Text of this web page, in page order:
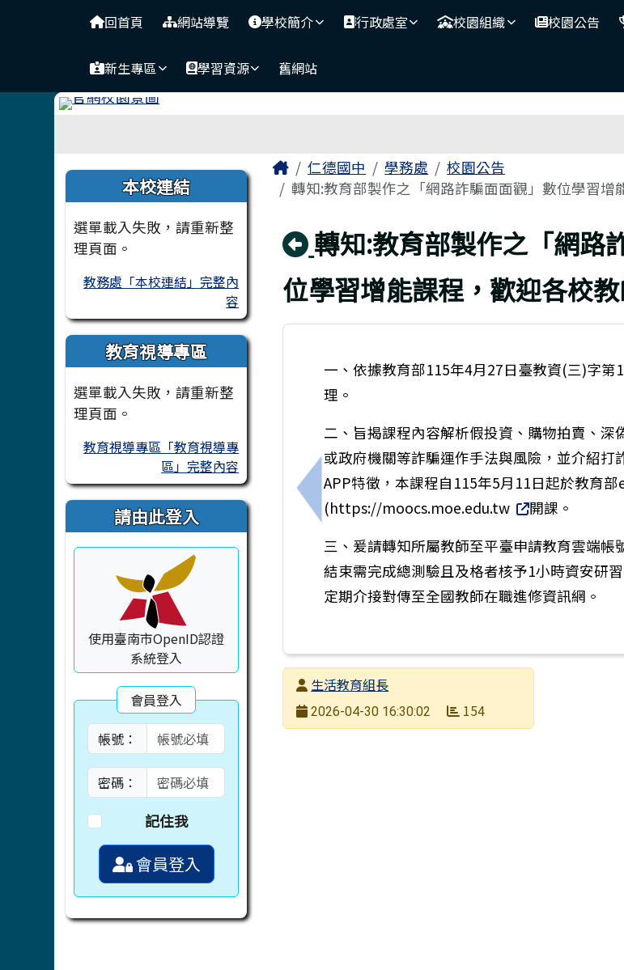
台南市仁德國中
回首頁 網站導覽 學校簡介 行政處室 校園組織 校園公告
新生專區 學習資源 舊網站
左邊區域內容
本校連結
選單載入失敗，請重新整
理頁面。
教務處「本校連結」完整內
容
教育視導專區
選單載入失敗，請重新整
理頁面。
教育視導專區「教育視導專
區」完整內容
請由此登入
使用臺南市OpenID認證
系統登入
會員登入
帳號：
密碼：
記住我
會員登入
主內容區域
Home仁德國中 學務處
校園公告
轉知:教育部製作之「網路詐騙面面觀」數位學習增
回上頁
轉知:教育部製作之「網路
位學習增能課程，歡迎各校
上一筆：人權教育問卷
一、依據教育部115年4月27日臺教資(三)字第
理。
二、旨揭課程內容解析假投資、購物拍賣、深
或政府機關等詐騙運作手法與風險，並介紹打
APP特徵，本課程自115年5月11日起於教育部
(https://moocs.moe.edu.tw
開課。
三、爰請轉知所屬教師至平臺申請教育雲端帳
結束需完成總測驗且及格者核予1小時資安研
定期介接對傳至全國教師在職進修資訊網。
發布者生活教育組長
發布日期
2026-04-30 16:30:02 154
頁尾區域